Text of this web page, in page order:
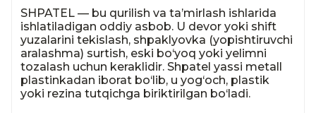
SHPATEL — bu qurilish va ta’mirlash ishlarida
ishlatiladigan oddiy asbob. U devor yoki shift
yuzalarini tekislash, shpaklyovka (yopishtiruvchi
aralashma) surtish, eski bo‘yoq yoki yelimni
tozalash uchun keraklidir. Shpatel yassi metall
plastinkadan iborat bo‘lib, u yog‘och, plastik
yoki rezina tutqichga biriktirilgan bo‘ladi.